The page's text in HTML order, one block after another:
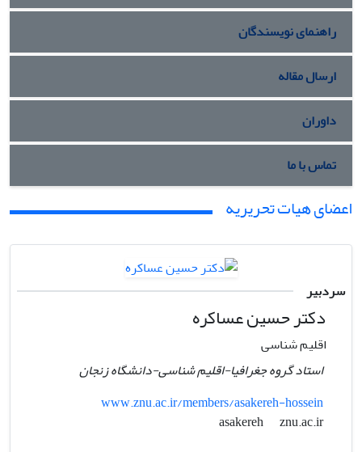
راهنمای نویسندگان
ارسال مقاله
داوران
تماس با ما
اعضای هیات تحریریه
سردبیر
دکتر حسین عساکره
اقلیم شناسی
استاد گروه جغرافیا-اقلیم شناسی-دانشگاه زنجان
www.znu.ac.ir/members/asakereh-hossein
asakereh
znu.ac.ir